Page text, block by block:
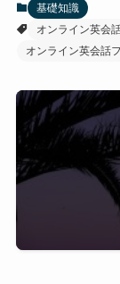
基礎知識
オンライン英会
オンライン英会話